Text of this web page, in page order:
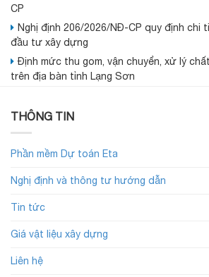
CP
Nghị định 206/2026/NĐ-CP quy định chi
đầu tư xây dựng
Định mức thu gom, vận chuyển, xử lý
trên địa bàn tỉnh Lạng Sơn
THÔNG TIN
Phần mềm Dự toán Eta
Nghị định và thông tư hướng dẫn
Tin tức
Giá vật liệu xây dựng
Liên hệ